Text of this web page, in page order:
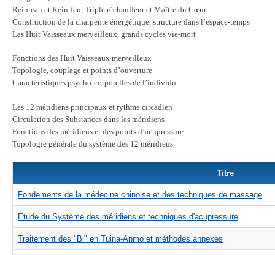
Rein-eau et Rein-feu, Triple réchauffeur et Maître du Cœur
Construction de la charpente énergétique, structure dans l’espace-temps
Les Huit Vaisseaux merveilleux, grands cycles vie-mort
Fonctions des Huit Vaisseaux merveilleux
Topologie, couplage et points d’ouverture
Caractéristiques psycho-corporelles de l’individu
Les 12 méridiens principaux et rythme circadien
Circulation des Substances dans les méridiens
Fonctions des méridiens et des points d’acupressure
Topologie générale du système des 12 méridiens
Titre
Fondements de la médecine chinoise et des techniques de massage
Etude du Système des méridiens et techniques d'acupressure
Traitement des "Bi" en Tuina-Anmo et méthodes annexes